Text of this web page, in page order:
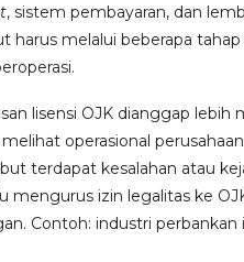
, sistem pembayaran, dan
harus melalui beberapa tahap
lisensi OJK dianggap
operasional
terdapat kesalahan atau
mengurus izin legalitas ke
Contoh: industri perbankan